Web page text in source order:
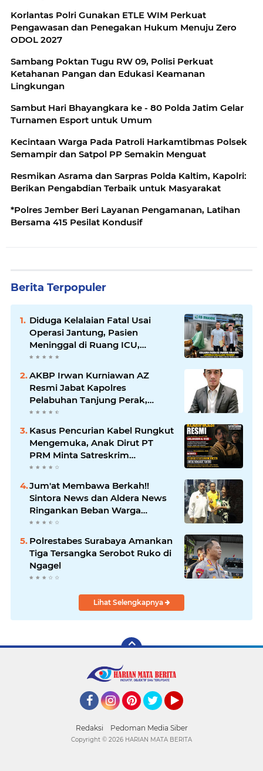
Korlantas Polri Gunakan ETLE WIM Perkuat
Pengawasan dan Penegakan Hukum Menuju Zero
ODOL 2027
Sambang Poktan Tugu RW 09, Polisi Perkuat
Ketahanan Pangan dan Edukasi Keamanan
Lingkungan
Sambut Hari Bhayangkara ke - 80 Polda Jatim Gelar
Turnamen Esport untuk Umum
Kecintaan Warga Pada Patroli Harkamtibmas Polsek
Semampir dan Satpol PP Semakin Menguat
Resmikan Asrama dan Sarpras Polda Kaltim, Kapolri:
Berikan Pengabdian Terbaik untuk Masyarakat
*Polres Jember Beri Layanan Pengamanan, Latihan
Bersama 415 Pesilat Kondusif
Berita Terpopuler
Diduga Kelalaian Fatal Usai
Operasi Jantung, Pasien
Meninggal di Ruang ICU,
Keluarga Tuntut RSUD dr.
Soewandhie Bertanggung
Jawab
AKBP Irwan Kurniawan AZ
Resmi Jabat Kapolres
Pelabuhan Tanjung Perak,
Pimpinan Redaksi
HarianMataBerita.com
Sampaikan Ucapan Selamat
Kasus Pencurian Kabel Rungkut
Mengemuka, Anak Dirut PT
PRM Minta Satreskrim
Polrestabes Surabaya Usut
Hingga Tuntas
Jum'at Membawa Berkah!!
Sintora News dan Aldera News
Ringankan Beban Warga
Bangkitkan Pelaku UMKM
Polrestabes Surabaya Amankan
Tiga Tersangka Serobot Ruko di
Ngagel
Lihat Selengkapnya
Redaksi Pedoman Media Siber
Copyright © 2026 HARIAN MATA BERITA